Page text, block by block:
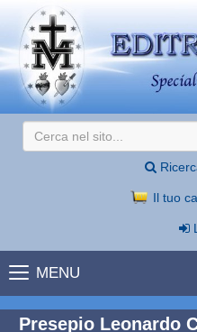
Il tuo
MENU
Presepio Leonardo